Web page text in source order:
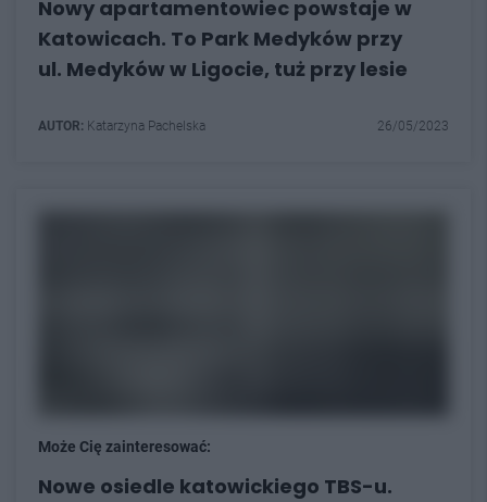
Nowy apartamentowiec powstaje w
Katowicach. To Park Medyków przy
ul. Medyków w Ligocie, tuż przy lesie
AUTOR: Katarzyna Pachelska 26/05/2023
Może Cię zainteresować:
Nowe osiedle katowickiego TBS-u.